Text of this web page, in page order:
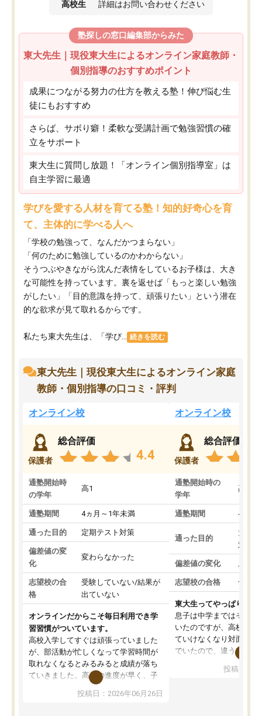
高校生 詳細はお問い合わせください
塾探しの窓口編集部からみた
東大先生｜現役東大生によるオンライン家庭教師・
個別指導のおすすめポイント
成果につながる努力の仕方を教える塾！伸び悩む生
徒にもおすすめ
さらば、サボり癖！柔軟な受講計画で勉強習慣の確
立をサポート
東大生に質問し放題！「オンライン個別指導室」は
自主学習に最適
学びを愛する人材を育てる塾！知的好奇心を育
て、主体的に学べる人へ
「学校の勉強って、なんだかつまらない」
「何のために勉強しているのかわからない」
そうつぶやきながら沈んだ表情をしているお子様は、大き
な可能性を持っています。裏を返せば「もっと楽しい勉強
がしたい」「目的意識を持って、頑張りたい」という潜在
的な欲求が見て取れるからです。
私たち東大先生は、「学び... 続きを読む
東大先生｜現役東大生によるオンライン家庭
教師・個別指導の口コミ・評判
オンライン校
保護者
総合評価
4.4
通塾開始時
の学年
高1
通塾期間 4ヵ月～1年未満
通った目的 定期テスト対策
偏差値の変
化
変わらなかった
志望校の合
格
受験していない/結果が
出ていない
オンラインだからこそ毎日利用でき学
習習慣がついています。
高校入学してすぐは頑張っていました
が、部活動が忙しくなって学習時間が
取れなくなるとみるみると成績が落ち
ていきました。高校の進度が早く、子
供も家に帰って勉強の話すると嫌な反
応を示します。東大先生にお願いして
投稿日：2026年06月26日
オンライン校
保護者
総合評価
通塾開始時の
学年
高3
通塾期間 4ヵ月
通った目的
大学
対策
偏差値の変化 上が
志望校の合格 合格
東大生ってやっぱりすご
息子は中学まではそこそ
いたのですが、高校に入
ていけなくなり対面の塾
でいたので、違うアプロ
で、当初は模試でD判定
投稿日：